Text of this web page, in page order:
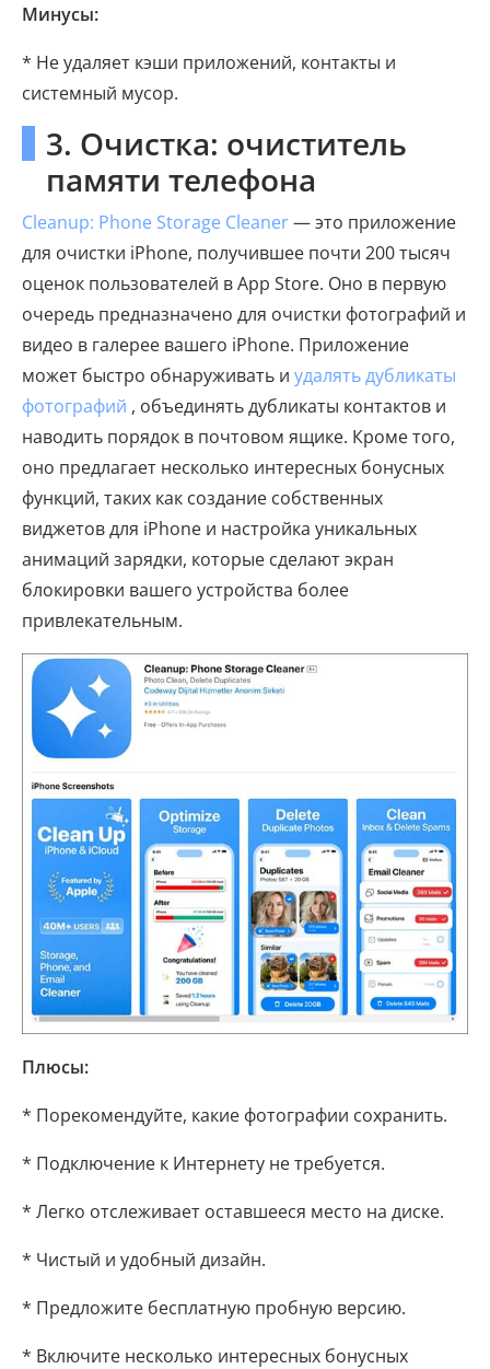
Минусы:
* Не удаляет кэши приложений, контакты и
системный мусор.
3. Очистка: очиститель
памяти телефона
Cleanup: Phone Storage Cleaner— это приложение
для очистки iPhone, получившее почти 200 тысяч
оценок пользователей в App Store. Оно в первую
очередь предназначено для очистки фотографий и
видео в галерее вашего iPhone. Приложение
может быстро обнаруживать и удалять дубликаты
фотографий , объединять дубликаты контактов и
наводить порядок в почтовом ящике. Кроме того,
оно предлагает несколько интересных бонусных
функций, таких как создание собственных
виджетов для iPhone и настройка уникальных
анимаций зарядки, которые сделают экран
блокировки вашего устройства более
привлекательным.
Плюсы:
* Порекомендуйте, какие фотографии сохранить.
* Подключение к Интернету не требуется.
* Легко отслеживает оставшееся место на диске.
* Чистый и удобный дизайн.
* Предложите бесплатную пробную версию.
* Включите несколько интересных бонусных